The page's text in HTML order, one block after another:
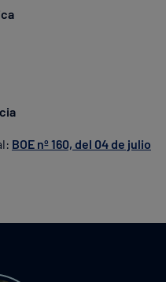
BOE nº 160, del 04 de julio